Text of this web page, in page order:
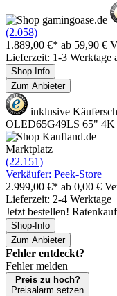
(2.058)
1.889,00 €* ab 59,90 €
Lieferzeit: 1-3 Werktage
Shop-Info
Zum Anbieter
inklusive
OLED65G49LS 65"
Marktplatz
(22.151)
Verkäufer: Peek-Store
2.999,00 €* ab 0,00 €
Lieferzeit: 2-4 Werktage
Jetzt bestellen!
Shop-Info
Zum Anbieter
Fehler entdeckt?
Fehler melden
Preis zu hoch?
Preisalarm setzen